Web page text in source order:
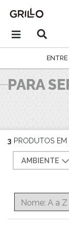
ENTRE
PARA
3 PRODUTOS EM
AMBIENTE